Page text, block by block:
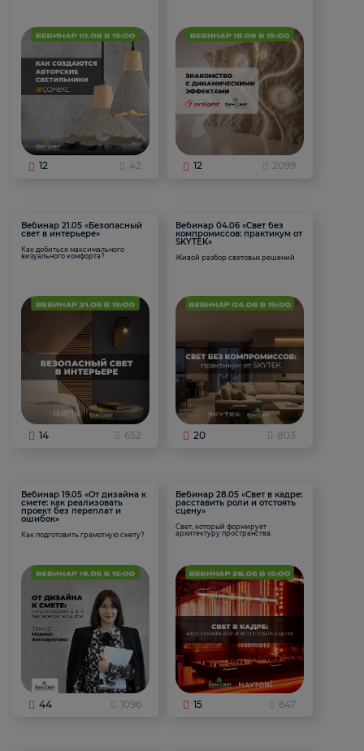
12 42 12 2099
Вебинар 21.05 «Безопасный
свет в интерьере»
Как добиться максимального
визуального комфорта?
14 652
Вебинар 04.06 «Свет без
компромиссов: практикум от
SKYTEK»
Живой разбор световых решений
20 803
Вебинар 19.05 «От дизайна к
смете: как реализовать
проект без переплат и
ошибок»
Как подготовить грамотную смету?
44 1096
Вебинар 28.05 «Свет в кадре:
расставить роли и отстоять
сцену»
Свет, который формирует
архитектуру пространства.
15 647